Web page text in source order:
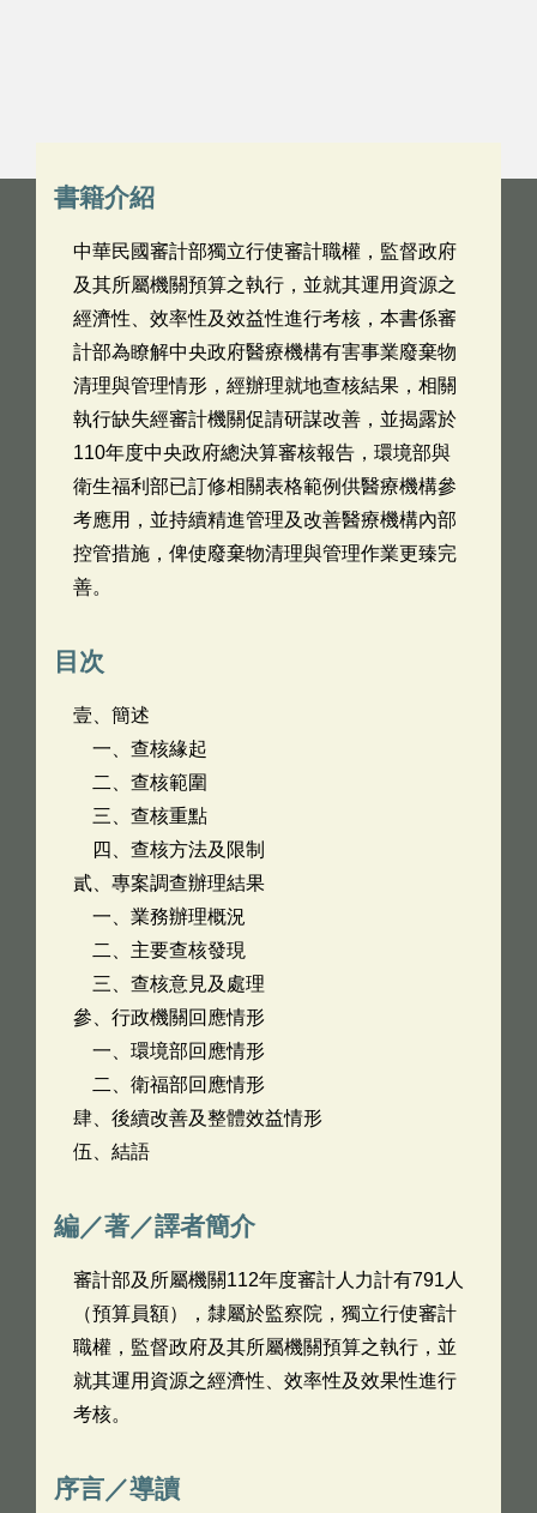
書籍介紹
中華民國審計部獨立行使審計職權，監督政府
及其所屬機關預算之執行，並就其運用資源之
經濟性、效率性及效益性進行考核，本書係審
計部為瞭解中央政府醫療機構有害事業廢棄物
清理與管理情形，經辦理就地查核結果，相關
執行缺失經審計機關促請研謀改善，並揭露於
110年度中央政府總決算審核報告，環境部與
衛生福利部已訂修相關表格範例供醫療機構參
考應用，並持續精進管理及改善醫療機構內部
控管措施，俾使廢棄物清理與管理作業更臻完
善。
目次
壹、簡述
一、查核緣起
二、查核範圍
三、查核重點
四、查核方法及限制
貳、專案調查辦理結果
一、業務辦理概況
二、主要查核發現
三、查核意見及處理
參、行政機關回應情形
一、環境部回應情形
二、衛福部回應情形
肆、後續改善及整體效益情形
伍、結語
編／著／譯者簡介
審計部及所屬機關112年度審計人力計有791人
（預算員額），隸屬於監察院，獨立行使審計
職權，監督政府及其所屬機關預算之執行，並
就其運用資源之經濟性、效率性及效果性進行
考核。
序言／導讀